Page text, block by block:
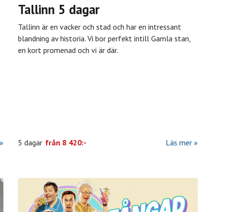
Tallinn 5 dagar
Tallinn är en vacker och stad och har en intressant
blandning av historia. Vi bor perfekt intill Gamla stan,
en kort promenad och vi är där.
5 dagar från 8 420:- Läs mer